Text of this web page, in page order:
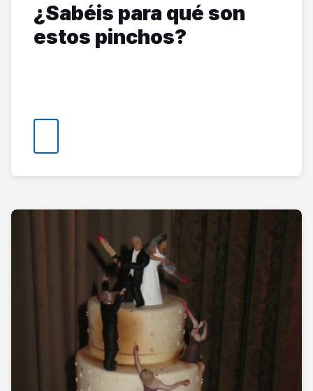
¿Sabéis para qué son
estos pinchos?